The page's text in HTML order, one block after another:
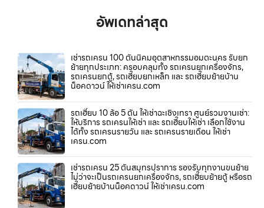
อัพเดทล่าสุด
เช่ารถเครน 100 ตันนิคมอุตสาหกรรมอมตะนคร รับยก
ย้ายทุกประเภท: ครอบคลุมทั้ง รถเครนยกเครื่องจักร,
รถเครนยกตู้, รถเฮี๊ยบยกเหล็ก และ รถเฮี๊ยบย้ายบ้าน
น็อคดาวน์ ให้เช่าเครน.com
รถเฮี๊ยบ 10 ล้อ 5 ตัน ให้เช่าฉะเชิงเทรา ศูนย์รวมงานเช่า:
ให้บริการ รถเครนให้เช่า และ รถเฮี๊ยบให้เช่า เลือกใช้งาน
ได้ทั้ง รถเครนรายวัน และ รถเครนรายเดือน ให้เช่า
เครน.com
เช่ารถเครน 25 ตันสมุทรปราการ รองรับทุกงานขนย้าย
ไม่ว่าจะเป็นรถเครนยกเครื่องจักร, รถเฮี๊ยบย้ายตู้ หรือรถ
เฮี๊ยบย้ายบ้านน็อคดาวน์ ให้เช่าเครน.com